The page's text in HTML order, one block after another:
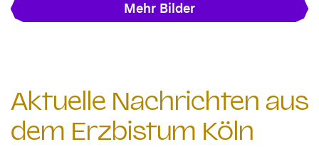
Mehr Bilder
Aktuelle Nachrichten aus
dem Erzbistum Köln